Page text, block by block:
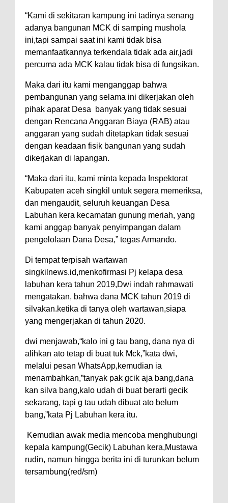
“Kami di sekitaran kampung ini tadinya senang
adanya bangunan MCK di samping mushola
ini,tapi sampai saat ini kami tidak bisa
memanfaatkannya terkendala tidak ada air,jadi
percuma ada MCK kalau tidak bisa di fungsikan.
Maka dari itu kami menganggap bahwa
pembangunan yang selama ini dikerjakan oleh
pihak aparat Desa
banyak yang tidak sesuai
dengan Rencana Anggaran Biaya (RAB) atau
anggaran yang sudah ditetapkan tidak sesuai
dengan keadaan fisik bangunan yang sudah
dikerjakan di lapangan.
“Maka dari itu, kami minta kepada Inspektorat
Kabupaten aceh singkil untuk segera memeriksa,
dan mengaudit, seluruh keuangan Desa
Labuhan kera kecamatan gunung meriah, yang
kami anggap banyak penyimpangan dalam
pengelolaan Dana Desa,” tegas Armando.
Di tempat terpisah wartawan
singkilnews.id,menkofirmasi Pj kelapa desa
labuhan kera tahun 2019,Dwi indah rahmawati
mengatakan, bahwa dana MCK tahun 2019 di
silvakan.ketika di tanya oleh wartawan,siapa
yang mengerjakan di tahun 2020.
dwi menjawab,“kalo ini g tau bang, dana nya di
alihkan ato tetap di buat tuk Mck,”kata dwi,
melalui pesan WhatsApp,kemudian ia
menambahkan,”tanyak pak gcik aja bang,dana
kan silva bang,kalo udah di buat berarti gecik
sekarang, tapi g tau udah dibuat ato belum
bang,”kata Pj Labuhan kera itu.
Kemudian awak media mencoba menghubungi
kepala kampung(Gecik) Labuhan kera,Mustawa
rudin, namun hingga berita ini di turunkan belum
tersambung(red/sm)